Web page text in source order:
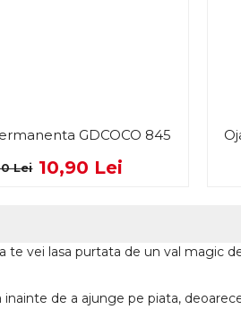
te vei lasa purtata de un val magic
de a ajunge pe piata,
GDCOCO 845
10,90 Lei
Lei